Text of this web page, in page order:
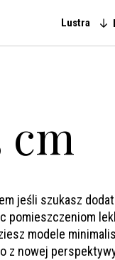
Lustra
cm
jeśli szukasz
pomieszczeniom
modele
z nowej